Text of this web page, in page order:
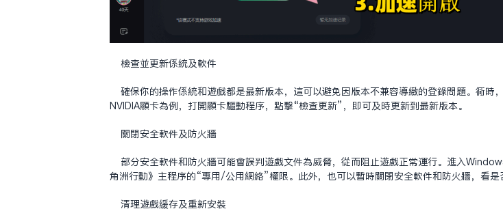
檢查並更新系統及軟件
確保你的操作系統和遊戲都是最新版本，這可以避免因版本不兼容導致的登錄問題。同
NVIDIA顯卡為例，打開顯卡驅動程序，點擊“檢查更新”，即可及時更新到最新版本。
關閉安全軟件及防火牆
部分安全軟件和防火牆可能會誤判遊戲文件為威脅，從而阻止遊戲正常運行。進入
角洲行動》主程序的“專用/公用網絡”權限。此外，也可以暫時關閉安全軟件和防火牆，看是
清理遊戲緩存及重新安裝